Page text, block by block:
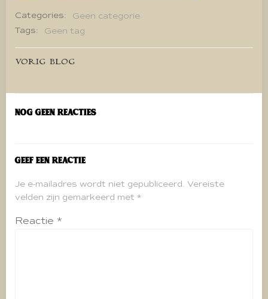
Categories:
Geen categorie
Tags:
Geen tag
Bericht
navigatie
VORIG BLOG
Nog geen reacties
Geef een reactie
Je e-mailadres wordt niet gepubliceerd. Vereiste
velden zijn gemarkeerd met *
Reactie *